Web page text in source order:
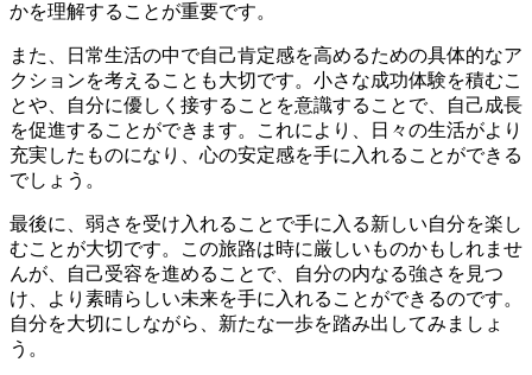
かを理解することが重要です。
また、日常生活の中で自己肯定感を高めるための具体的なア
クションを考えることも大切です。小さな成功体験を積むこ
とや、自分に優しく接することを意識することで、自己成長
を促進することができます。これにより、日々の生活がより
充実したものになり、心の安定感を手に入れることができる
でしょう。
最後に、弱さを受け入れることで手に入る新しい自分を楽し
むことが大切です。この旅路は時に厳しいものかもしれませ
んが、自己受容を進めることで、自分の内なる強さを見つ
け、より素晴らしい未来を手に入れることができるのです。
自分を大切にしながら、新たな一歩を踏み出してみましょ
う。